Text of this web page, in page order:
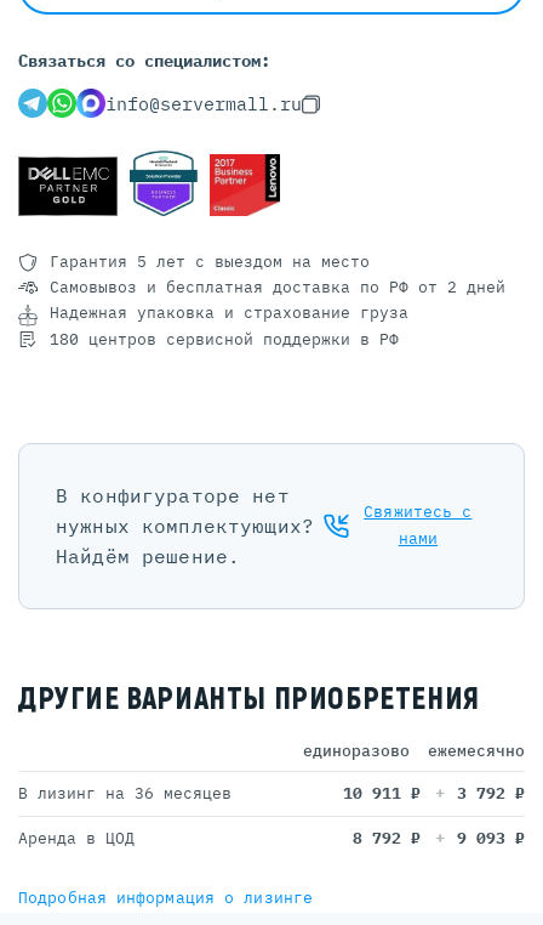
Связаться со специалистом:
info@servermall.ru
Гарантия 5 лет с выездом на место
Самовывоз и бесплатная доставка по РФ от 2 дней
Надежная упаковка и страхование груза
180 центров сервисной поддержки в РФ
В конфигураторе нет
нужных комплектующих?
Найдём решение.
Свяжитесь с
нами
ДРУГИЕ ВАРИАНТЫ ПРИОБРЕТЕНИЯ
единоразово ежемесячно
В лизинг на 36 месяцев 10 911 ₽ 3 792 ₽
Аренда в ЦОД 8 792 ₽ 9 093 ₽
Подробная информация о лизинге